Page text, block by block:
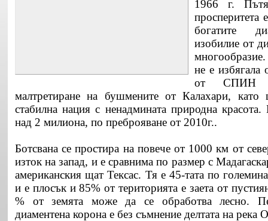
1966 г.
просперитета
богатите
изобилие от
не е избягала
от СПИН и
малтретиране на бушмените от Калахари,
стабилна нация с ненадмината природна
над 2 милиона, по преброяване от 2010г..
Ботсвана се простира на повече от 1000 км от
изток на запад, и е сравнима по размер с
американския щат Тексас. Тя е 45-тата по
и е плосък и 85% от територията е заета от
% от земята може да се обработва лесно.
диаментена корона е без съмнение делтата на река